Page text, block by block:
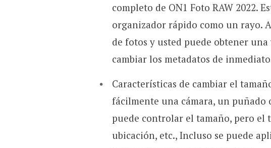
completo de ON1 Foto RAW 2022.
organizador rápido como un rayo.
de fotos y usted puede obtener
cambiar los metadatos de
Características de cambiar el
fácilmente una cámara, un puñado
puede controlar el tamaño, pero el
ubicación, etc., Incluso se puede